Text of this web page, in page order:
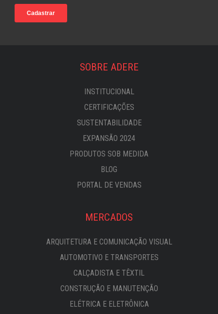
SOBRE ADERE
INSTITUCIONAL
CERTIFICAÇÕES
SUSTENTABILIDADE
EXPANSÃO 2024
PRODUTOS SOB MEDIDA
BLOG
PORTAL DE VENDAS
MERCADOS
ARQUITETURA E COMUNICAÇÃO VISUAL
AUTOMOTIVO E TRANSPORTES
CALÇADISTA E TÊXTIL
CONSTRUÇÃO E MANUTENÇÃO
ELÉTRICA E ELETRÔNICA